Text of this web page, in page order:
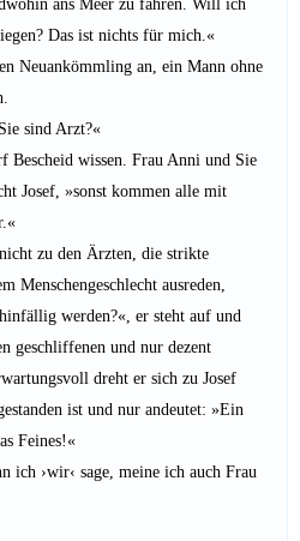
ans Meer zu fahren. Will ich
Das ist nichts für mich.«
Neuankömmling an, ein Mann ohne
sind Arzt?«
Bescheid wissen. Frau Anni und Sie
Josef, »sonst kommen alle mit
zu den Ärzten, die strikte
Menschengeschlecht ausreden,
werden?«, er steht auf und
geschliffenen und nur dezent
dreht er sich zu Josef
ist und nur andeutet: »Ein
Feines!«
ich ›wir‹ sage, meine ich auch Frau